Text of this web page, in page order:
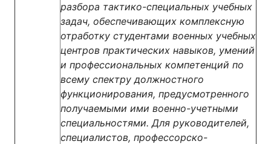
разбора тактико-специальных учебных
задач, обеспечивающих комплексную
отработку студентами военных учебных
центров практических навыков, умений
и профессиональных компетенций по
всему спектру должностного
функционирования, предусмотренного
получаемыми ими военно-учетными
специальностями. Для руководителей,
специалистов, профессорско-